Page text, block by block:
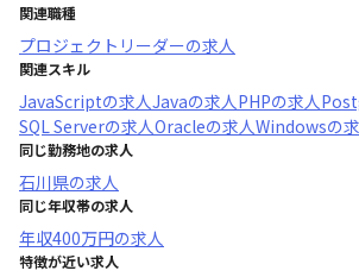
関連職種
プロジェクトリーダーの求人
関連スキル
JavaScriptの求人Javaの求人PHPの求人
SQL Serverの求人Oracleの求人Windowsの
同じ勤務地の求人
石川県の求人
同じ年収帯の求人
年収400万円の求人
特徴が近い求人